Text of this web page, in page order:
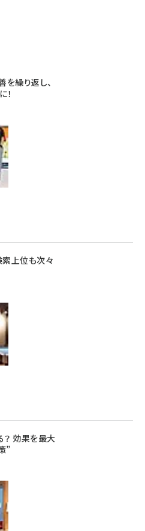
繰り返し、
！
上位も次々
？ 効果を最大
”